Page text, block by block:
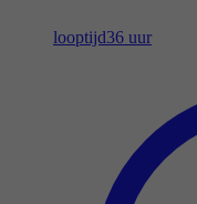
looptijd36 uur